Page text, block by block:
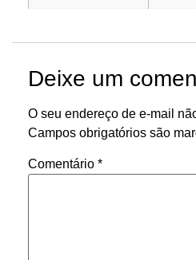
Deixe um
O seu endereço de e-mail
Campos obrigatórios são
Comentário *